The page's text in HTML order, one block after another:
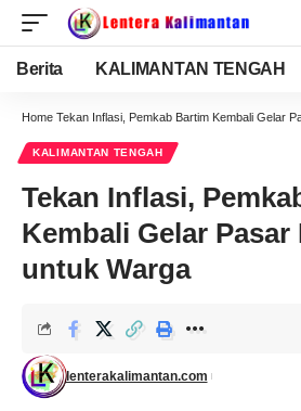
Berita KALIMANTAN TENGAH
Home Tekan Inflasi, Pemkab Bartim Kembali Gelar
KALIMANTAN TENGAH
Tekan Inflasi,
Kembali Gelar Pasar
untuk Warga
lenterakalimantan.com